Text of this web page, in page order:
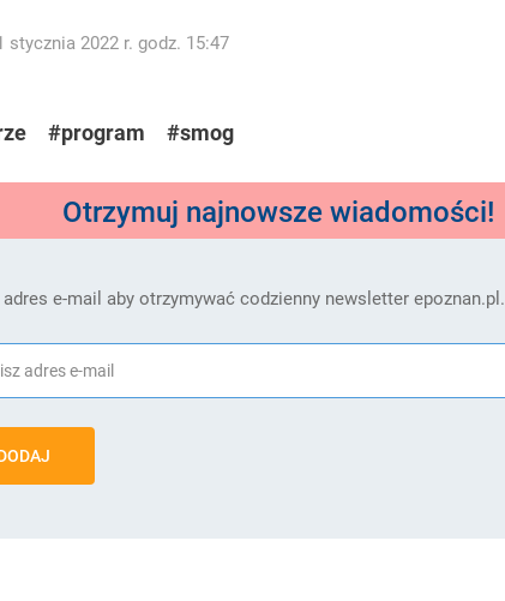
stycznia 2022 r. godz. 15:47
#program #smog
Otrzymuj najnowsze wiadomości!
adres e-mail aby otrzymywać codzienny newsletter epoznan.pl.